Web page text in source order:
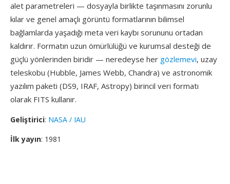
alet parametreleri — dosyayla birlikte taşınmasını zorunlu
kılar ve genel amaçlı görüntü formatlarının bilimsel
bağlamlarda yaşadığı meta veri kaybı sorununu ortadan
kaldırır. Formatın uzun ömürlülüğü ve kurumsal desteği de
güçlü yönlerinden biridir — neredeyse her gözlemevi, uzay
teleskobu (Hubble, James Webb, Chandra) ve astronomik
yazılım paketi (DS9, IRAF, Astropy) birincil veri formatı
olarak FITS kullanır.
Geliştirici: NASA / IAU
İlk yayın: 1981